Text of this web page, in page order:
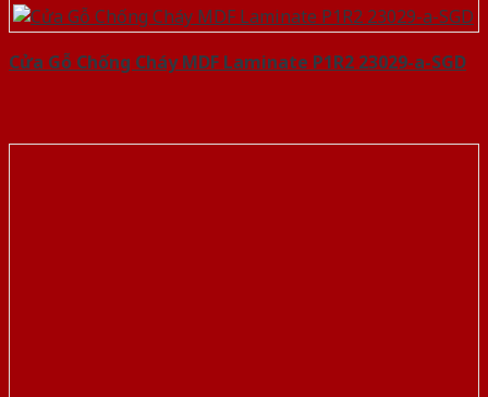
Cửa Gỗ Chống Cháy MDF Laminate P1R2 23029-a-SGD